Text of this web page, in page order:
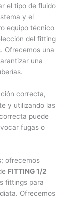
el tipo de fluido
y el
equipo técnico
del fitting
Ofrecemos una
una
correcta,
y utilizando las
puede
fugas o
ofrecemos
FITTING 1/2
fittings para
Ofrecemos